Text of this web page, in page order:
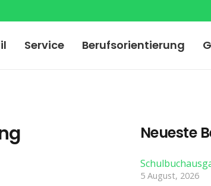
Service Berufsorientierung
Neueste
5 August, 2026